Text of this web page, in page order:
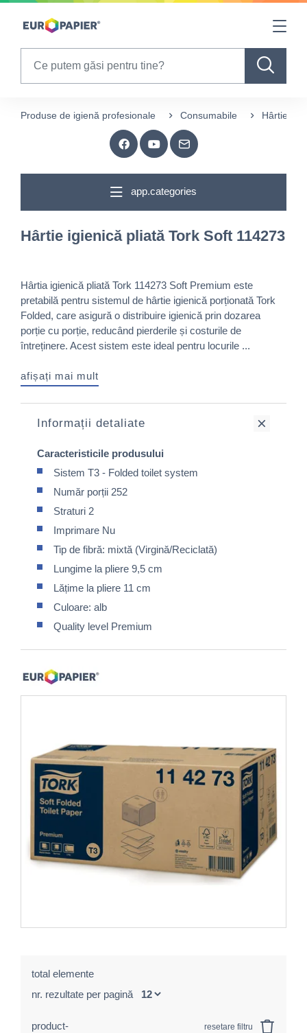
Table Of Content
Produse de igienă profesionale Consumabile Hârtie
app.categories
Hârtie igienică pliată Tork Soft 114273
Hârtia igienică pliată Tork 114273 Soft Premium este
pretabilă pentru sistemul de hârtie igienică porționată Tork
Folded, care asigură o distribuire igienică prin dozarea
porție cu porție, reducând pierderile și costurile de
întreținere. Acest sistem este ideal pentru locurile ...
afișați mai mult
Informații detaliate
Caracteristicile produsului
Sistem T3 - Folded toilet system
Număr porții 252
Straturi 2
Imprimare Nu
Tip de fibră: mixtă (Virgină/Reciclată)
Lungime la pliere 9,5 cm
Lățime la pliere 11 cm
Culoare: alb
Quality level Premium
total elemente
nr. rezultate per pagină
product-
resetare filtru